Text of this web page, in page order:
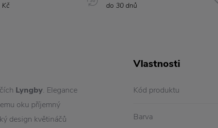
do 30 dnů
Lyngby. Elegance
oku příjemný
design květináčů
Vlastnosti
Kód produktu
Barva